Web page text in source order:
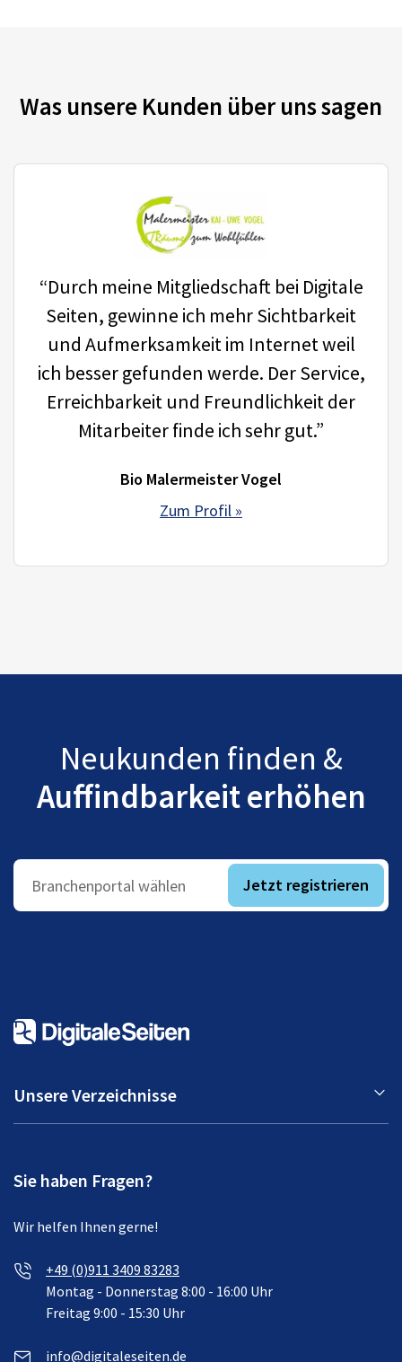
Was unsere Kunden über uns sagen
“Durch meine Mitgliedschaft bei Digitale
Seiten, gewinne ich mehr Sichtbarkeit
und Aufmerksamkeit im Internet weil
ich besser gefunden werde. Der Service,
Erreichbarkeit und Freundlichkeit der
Mitarbeiter finde ich sehr gut.”
Bio Malermeister Vogel
Zum Profil »
Neukunden finden &
Auffindbarkeit erhöhen
Branchenportal wählen Jetzt registrieren
Unsere Verzeichnisse
Sie haben Fragen?
Wir helfen Ihnen gerne!
+49 (0)911 3409 83283
Montag - Donnerstag 8:00 - 16:00 Uhr
Freitag 9:00 - 15:30 Uhr
info@digitaleseiten.de